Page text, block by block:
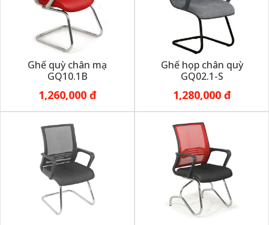
Ghế quỳ chân mạ
GQ10.1B
1,260,000 đ
Ghế họp chân quỳ
GQ02.1-S
1,280,000 đ